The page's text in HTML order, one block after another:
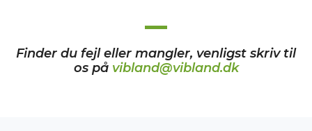
Finder du fejl eller mangler, venligst skriv til
os på vibland@vibland.dk